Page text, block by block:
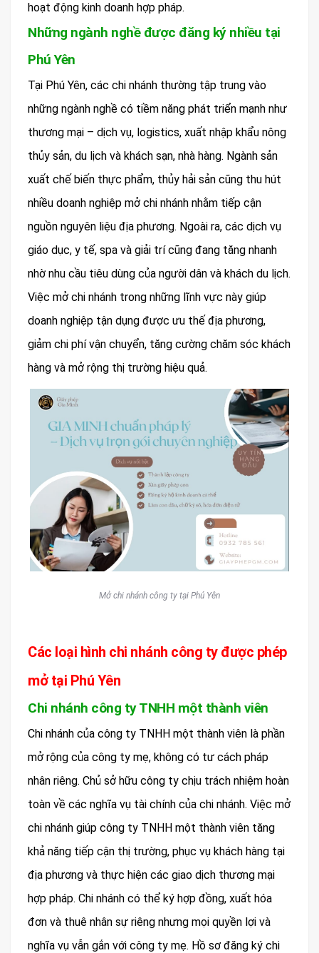
hoạt động kinh doanh hợp pháp.
Những ngành nghề được đăng ký nhiều tại
Phú Yên
Tại Phú Yên, các chi nhánh thường tập trung vào
những ngành nghề có tiềm năng phát triển mạnh như
thương mại – dịch vụ, logistics, xuất nhập khẩu nông
thủy sản, du lịch và khách sạn, nhà hàng. Ngành sản
xuất chế biến thực phẩm, thủy hải sản cũng thu hút
nhiều doanh nghiệp mở chi nhánh nhằm tiếp cận
nguồn nguyên liệu địa phương. Ngoài ra, các dịch vụ
giáo dục, y tế, spa và giải trí cũng đang tăng nhanh
nhờ nhu cầu tiêu dùng của người dân và khách du lịch.
Việc mở chi nhánh trong những lĩnh vực này giúp
doanh nghiệp tận dụng được ưu thế địa phương,
giảm chi phí vận chuyển, tăng cường chăm sóc khách
hàng và mở rộng thị trường hiệu quả.
Mở chi nhánh công ty tại Phú Yên
Các loại hình chi nhánh công ty được phép
mở tại Phú Yên
Chi nhánh công ty TNHH một thành viên
Chi nhánh của công ty TNHH một thành viên là phần
mở rộng của công ty mẹ, không có tư cách pháp
nhân riêng. Chủ sở hữu công ty chịu trách nhiệm hoàn
toàn về các nghĩa vụ tài chính của chi nhánh. Việc mở
chi nhánh giúp công ty TNHH một thành viên tăng
khả năng tiếp cận thị trường, phục vụ khách hàng tại
địa phương và thực hiện các giao dịch thương mại
hợp pháp. Chi nhánh có thể ký hợp đồng, xuất hóa
đơn và thuê nhân sự riêng nhưng mọi quyền lợi và
nghĩa vụ vẫn gắn với công ty mẹ. Hồ sơ đăng ký chi